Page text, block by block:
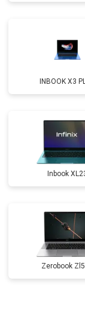
Ремонт петель
INBOOK X3
Inbook
Zerobook